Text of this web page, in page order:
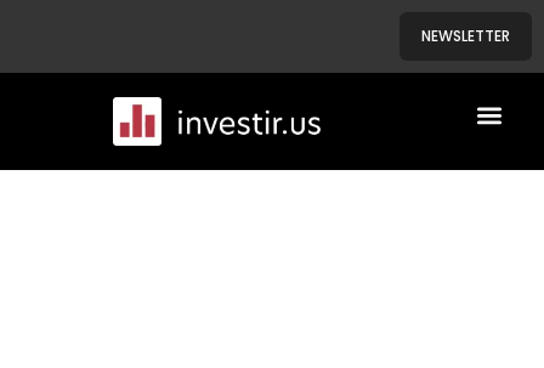
NEWSLETTER